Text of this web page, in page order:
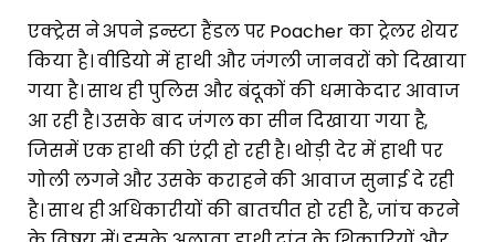
एक्ट्रेस ने अपने इन्स्टा हैंडल पर Poacher का ट्रेलर शेयर
किया है। वीडियो में हाथी और जंगली जानवरों को दिखाया
गया है। साथ ही पुलिस और बंदूकों की धमाकेदार आवाज
आ रही है। उसके बाद जंगल का सीन दिखाया गया है,
जिसमें एक हाथी की एंट्री हो रही है। थोड़ी देर में हाथी पर
गोली लगने और उसके कराहने की आवाज सुनाई दे रही
है। साथ ही अधिकारीयों की बातचीत हो रही है, जांच करने